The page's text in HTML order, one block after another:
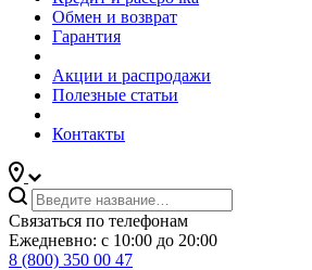
Обмен и возврат
Гарантия
Акции и распродажи
Полезные статьи
Контакты
Связаться по телефонам
Ежедневно: с 10:00 до 20:00
8 (800) 350 00 47